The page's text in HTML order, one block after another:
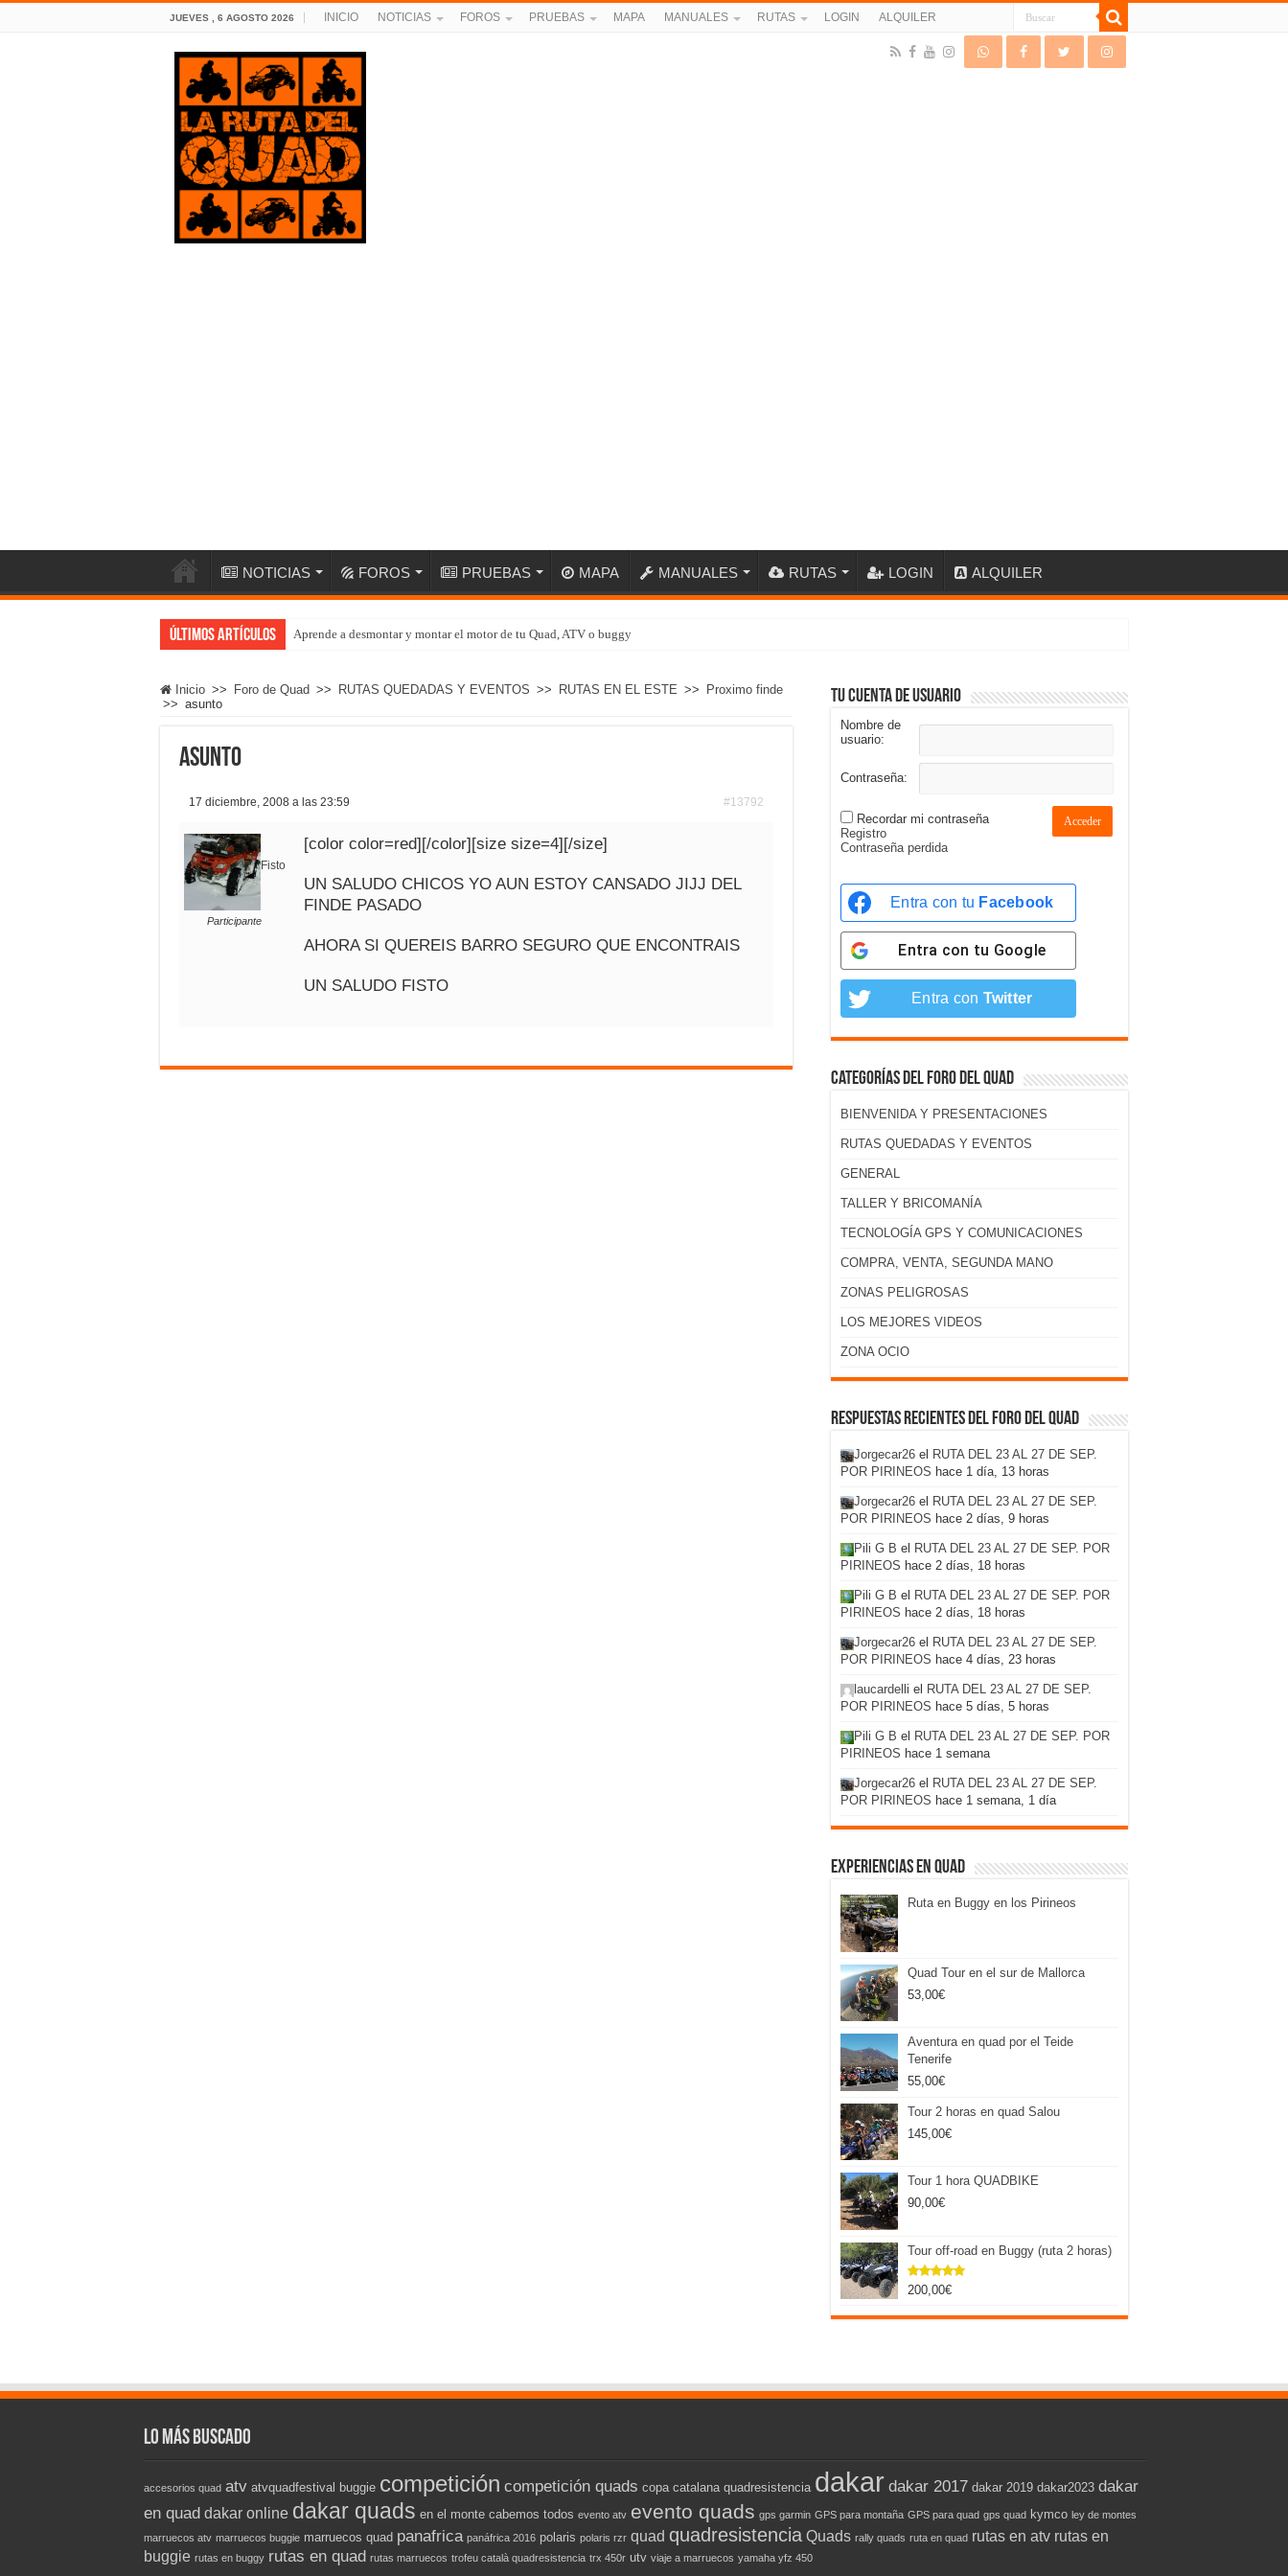
JUEVES , 6 AGOSTO 2026 INICIO NOTICIAS FOROS PRUEBAS MAPA MANUALES RUTAS LOGIN ALQUILER
NOTICIAS FOROS PRUEBAS MAPA MANUALES RUTAS LOGIN ALQUILER
Últimos artículos Aprende a desmontar y montar el motor de tu Quad, ATV o buggy
Inicio >> Foro de Quad >> RUTAS QUEDADAS Y EVENTOS >> RUTAS EN EL ESTE >>
Proximo finde
>> asunto
asunto
17 diciembre, 2008 a las 23:59 #13792
Fisto
Participante
[color color=red][/color][size size=4][/size]
UN SALUDO CHICOS YO AUN ESTOY CANSADO JIJJ DEL
FINDE PASADO
AHORA SI QUEREIS BARRO SEGURO QUE ENCONTRAIS
UN SALUDO FISTO
Tu cuenta de usuario
Nombre de
usuario:
Contraseña:
Recordar mi contraseña Acceder
Registro
Contraseña perdida
Entra con tu Facebook
Entra con tu Google
Entra con Twitter
Categorías del foro del Quad
BIENVENIDA Y PRESENTACIONES
RUTAS QUEDADAS Y EVENTOS
GENERAL
TALLER Y BRICOMANÍA
TECNOLOGÍA GPS Y COMUNICACIONES
COMPRA, VENTA, SEGUNDA MANO
ZONAS PELIGROSAS
LOS MEJORES VIDEOS
ZONA OCIO
Respuestas recientes del foro del Quad
Jorgecar26 el RUTA DEL 23 AL 27 DE SEP.
POR PIRINEOS hace 1 día, 13 horas
Jorgecar26 el RUTA DEL 23 AL 27 DE SEP.
POR PIRINEOS hace 2 días, 9 horas
Pili G B el RUTA DEL 23 AL 27 DE SEP. POR
PIRINEOS hace 2 días, 18 horas
Pili G B el RUTA DEL 23 AL 27 DE SEP. POR
PIRINEOS hace 2 días, 18 horas
Jorgecar26 el RUTA DEL 23 AL 27 DE SEP.
POR PIRINEOS hace 4 días, 23 horas
laucardelli el RUTA DEL 23 AL 27 DE SEP.
POR PIRINEOS hace 5 días, 5 horas
Pili G B el RUTA DEL 23 AL 27 DE SEP. POR
PIRINEOS hace 1 semana
Jorgecar26 el RUTA DEL 23 AL 27 DE SEP.
POR PIRINEOS hace 1 semana, 1 día
Experiencias en Quad
Ruta en Buggy en los Pirineos
Quad Tour en el sur de Mallorca
53,00€
Aventura en quad por el Teide
Tenerife
55,00€
Tour 2 horas en quad Salou
145,00€
Tour 1 hora QUADBIKE
90,00€
Tour off-road en Buggy (ruta 2 horas)
Valorado
de 5
200,00€
Lo más buscado
accesorios quad atv atvquadfestival buggie competición competición quads copa catalana quadresistencia dakar dakar 2017 dakar 2019 dakar2023 dakar
en quad dakar online dakar quads en el monte cabemos todos evento atv evento quads gps garmin GPS para montaña GPS para quad gps quad kymco ley de montes
marruecos atv marruecos buggie marruecos quad panafrica panáfrica 2016 polaris polaris rzr quad quadresistencia Quads rally quads ruta en quad rutas en atv rutas en
buggie rutas en buggy rutas en quad rutas marruecos trofeu català quadresistencia trx 450r utv viaje a marruecos yamaha yfz 450